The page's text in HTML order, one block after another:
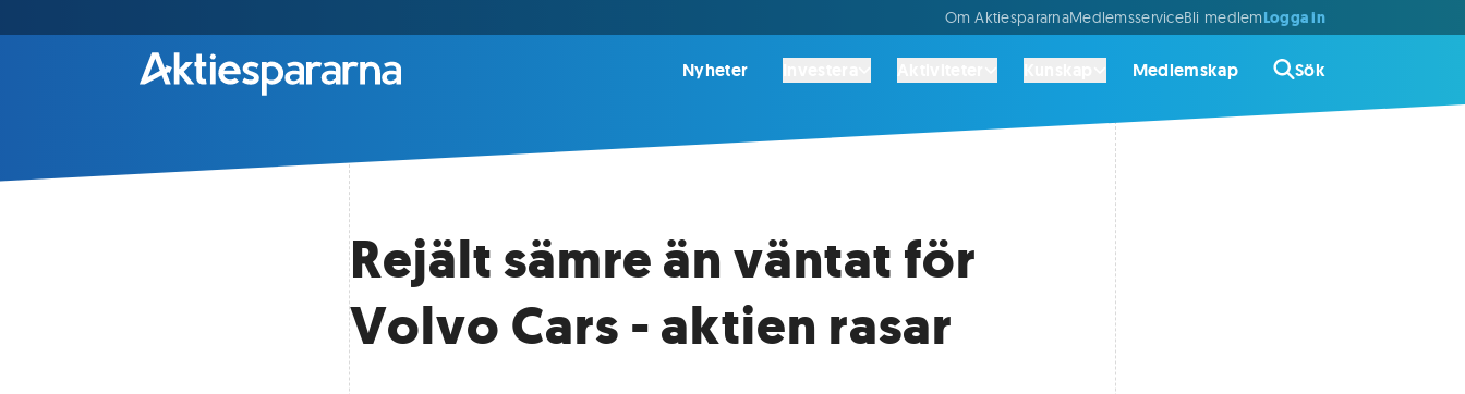
Om AktiespararnaMedlemsserviceBli medlemLogga in
Nyheter Medlemskap Sök
Rejält sämre än väntat för
Volvo Cars - aktien rasar